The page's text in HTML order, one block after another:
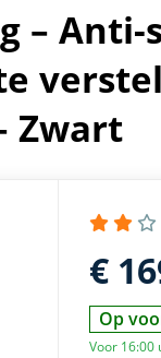
– Anti-
Zwart
€
Op
Voor 16:00